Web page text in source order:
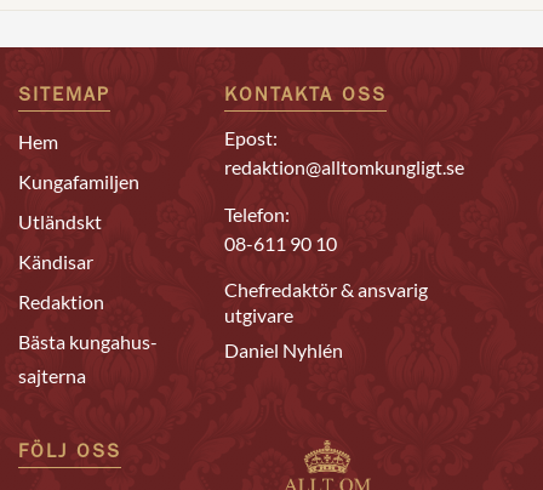
SITEMAP
Hem
Kungafamiljen
Utländskt
Kändisar
Redaktion
Bästa kungahus-
sajterna
KONTAKTA OSS
Epost:
redaktion@alltomkungligt.se
Telefon:
08-611 90 10
Chefredaktör & ansvarig
utgivare
Daniel Nyhlén
FÖLJ OSS